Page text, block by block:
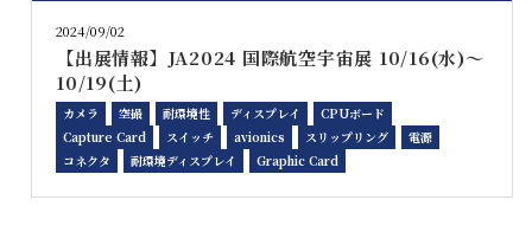
2024/09/02
【出展情報】JA2024 国際航空宇宙展 10/16(水)～
10/19(土)
カメラ 空撮 耐環境性 ディスプレイ
CPUボード
Capture Card
スイッチ avionics スリップリング
電源
コネクタ
耐環境ディスプレイ Graphic Card